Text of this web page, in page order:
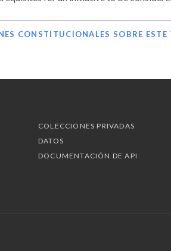
CONSTITUCIONALES SOBRE ESTE
COLECCIONES PRIVADAS
DATOS
DOCUMENTACIÓN DE API